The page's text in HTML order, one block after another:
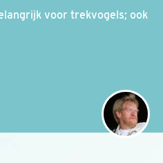
voor trekvogels; ook